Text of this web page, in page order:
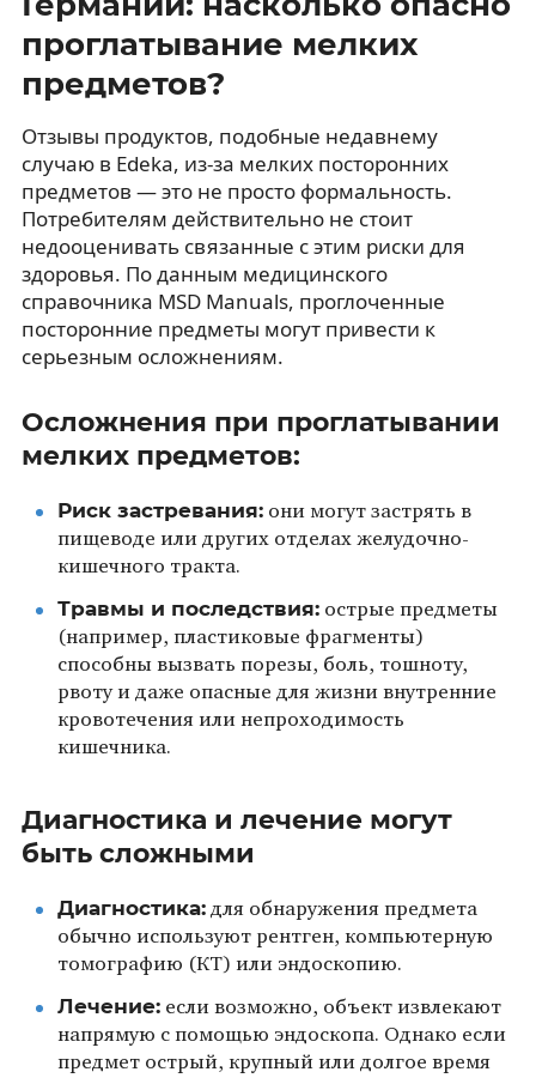
проглатывание мелких
предметов?
Отзывы продуктов, подобные недавнему
случаю в Edeka, из-за мелких посторонних
предметов — это не просто формальность.
Потребителям действительно не стоит
недооценивать связанные с этим риски для
здоровья. По данным медицинского
справочника MSD Manuals, проглоченные
посторонние предметы могут привести к
серьезным осложнениям.
Осложнения при проглатывании
мелких предметов:
Риск застревания:они могут застрять в
пищеводе или других отделах желудочно-
кишечного тракта.
Травмы и последствия:острые предметы
(например, пластиковые фрагменты)
способны вызвать порезы, боль, тошноту,
рвоту и даже опасные для жизни внутренние
кровотечения или непроходимость
кишечника.
Диагностика и лечение могут
быть сложными
Диагностика:для обнаружения предмета
обычно используют рентген, компьютерную
томографию (КТ) или эндоскопию.
Лечение:если возможно, объект извлекают
напрямую с помощью эндоскопа. Однако если
предмет острый, крупный или долгое время